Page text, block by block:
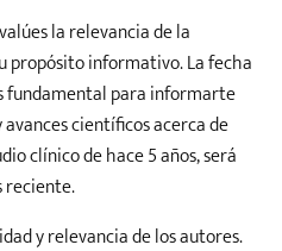
la relevancia de la
propósito informativo. La fecha
fundamental para informarte
científicos acerca de
clínico de hace 5 años, será
reciente.
y relevancia de los autores.